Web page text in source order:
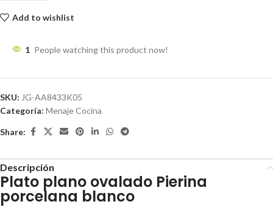
Add to wishlist
1 People watching this product now!
SKU: JG-AA8433K05
Categoría: Menaje Cocina
Share:
Descripción
Plato plano ovalado Pierina
porcelana blanco